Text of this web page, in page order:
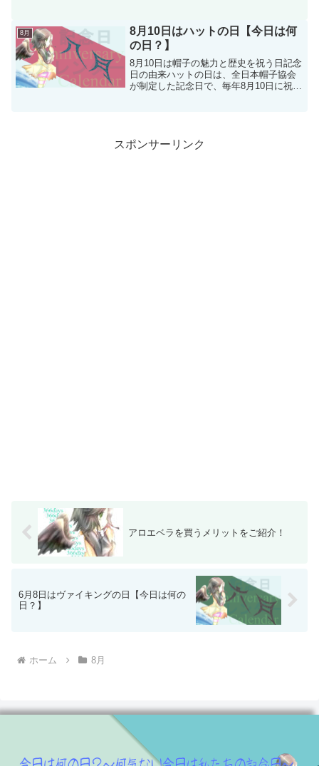
形として「盆」または「お盆」と呼ば
れ、祖先の霊を祀るた...
8月
8月10日はハットの日【今日は何
の日？】
8月10日は帽子の魅力と歴史を祝う日記念
日の由来ハットの日は、全日本帽子協会
が制定した記念日で、毎年8月10日に祝わ
スポンサーリンク
アロエベラを買うメリットをご紹介！
6月8日はヴァイキングの日【今日は何の
日？】
ホーム 8月